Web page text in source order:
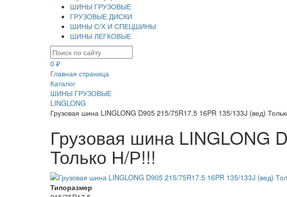
ШИНЫ ГРУЗОВЫЕ
ГРУЗОВЫЕ ДИСКИ
ШИНЫ С/Х И СПЕЦШИНЫ
ШИНЫ ЛЕГКОВЫЕ
0 ₽
Главная страница
Каталог
ШИНЫ ГРУЗОВЫЕ
LINGLONG
Грузовая шина LINGLONG D905 215/75R17.5 16PR 135/133J (вед)
Грузовая шина LINGLONG
Только Н/Р!!!
Типоразмер